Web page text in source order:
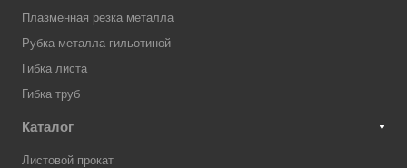
Плазменная резка металла
Рубка металла гильотиной
Гибка листа
Гибка труб
Каталог
Листовой прокат